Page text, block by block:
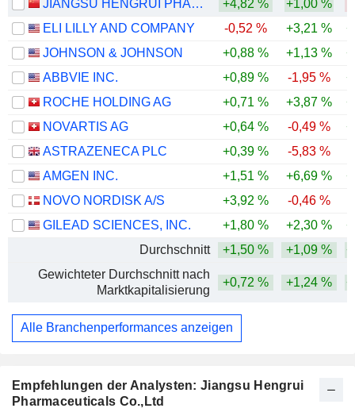
Empfehlungen der Analysten: Jiangsu Hengrui
Pharmaceuticals Co.,Ltd
JIANGSU HENGRUI PHARMACEUTICALS CO.,LTD +4,82 % +1,00 %
ELI LILLY AND COMPANY
-0,52 % +3,21 %
JOHNSON & JOHNSON
+0,88 % +1,13 %
ABBVIE INC.
+0,89 % -1,95 %
ROCHE HOLDING AG
+0,71 % +3,87 %
NOVARTIS AG
+0,64 % -0,49 %
ASTRAZENECA PLC
+0,39 % -5,83 %
AMGEN INC.
+1,51 % +6,69 %
NOVO NORDISK A/S
+3,92 % -0,46 %
GILEAD SCIENCES, INC.
+1,80 % +2,30 %
Durchschnitt
+1,50 % +1,09 %
Gewichteter Durchschnitt nach
Marktkapitalisierung
+0,72 % +1,24 %
Alle Branchenperformances anzeigen